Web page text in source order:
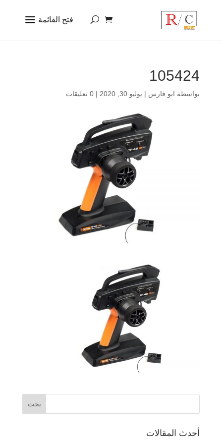
105424
بواسطة ابو فارس | يوليو 30, 2020 | 0 تعليقات
أحدث المقالات